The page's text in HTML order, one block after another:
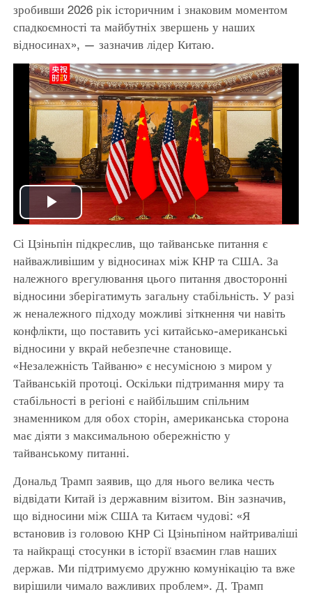
зробивши 2026 рік історичним і знаковим моментом
спадкоємності та майбутніх звершень у наших
відносинах», — зазначив лідер Китаю.
Play
Video
Сі Цзіньпін підкреслив, що тайванське питання є
найважливішим у відносинах між КНР та США. За
належного врегулювання цього питання двосторонні
відносини зберігатимуть загальну стабільність. У разі
ж неналежного підходу можливі зіткнення чи навіть
конфлікти, що поставить усі китайсько-американські
відносини у вкрай небезпечне становище.
«Незалежність Тайваню» є несумісною з миром у
Тайванській протоці. Оскільки підтримання миру та
стабільності в регіоні є найбільшим спільним
знаменником для обох сторін, американська сторона
має діяти з максимальною обережністю у
тайванському питанні.
Дональд Трамп заявив, що для нього велика честь
відвідати Китай із державним візитом. Він зазначив,
що відносини між США та Китаєм чудові: «Я
встановив із головою КНР Сі Цзіньпіном найтриваліші
та найкращі стосунки в історії взаємин глав наших
держав. Ми підтримуємо дружню комунікацію та вже
вирішили чимало важливих проблем». Д. Трамп